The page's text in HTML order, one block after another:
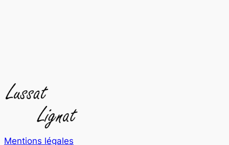
Mentions légales